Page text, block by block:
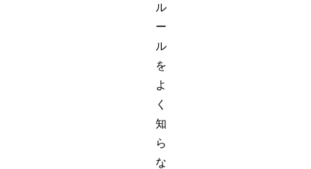
ル
ー
ル
を
よ
く
知
ら
な